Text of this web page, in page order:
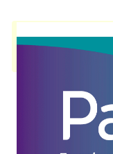
comoNutriente dérmico
Explorar más
Otros productos
Otros productos